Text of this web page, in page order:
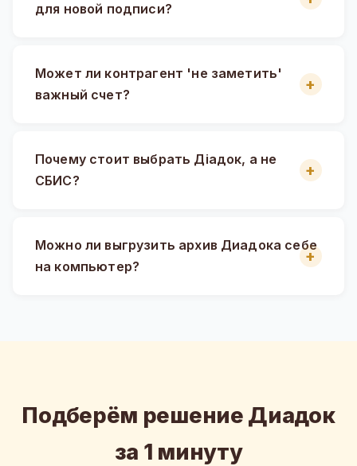
для новой подписи?
Может ли контрагент 'не заметить'
важный счет?
Почему стоит выбрать Діадок, а не
СБИС?
Можно ли выгрузить архив Диадока себе
на компьютер?
Подберём решение Диадок
за 1 минуту